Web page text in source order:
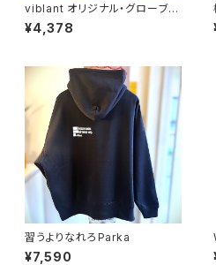
viblant オリジナル・グローブ 2
0x 一般販売
¥4,378
習うよりなれろParka
¥7,590